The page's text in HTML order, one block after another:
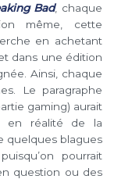
Bad, chaque
même, cette
en achetant
dans une édition
Ainsi, chaque
Le paragraphe
gaming) aurait
en réalité de la
quelques blagues
pourrait
question ou des